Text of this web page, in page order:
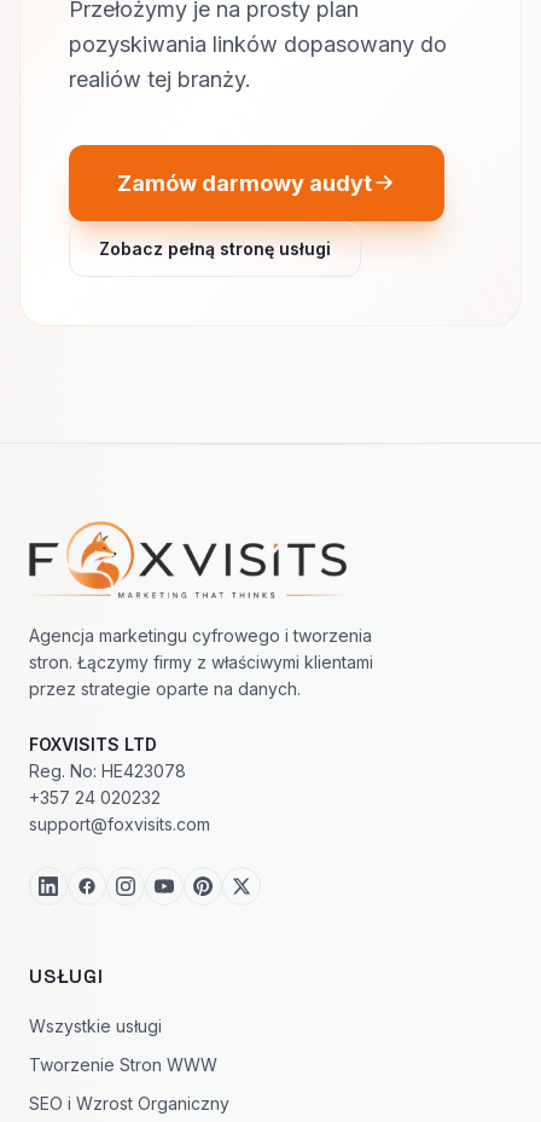
Przełożymy je na prosty plan
pozyskiwania linków dopasowany do
realiów tej branży.
Zamów darmowy audyt
Zobacz pełną stronę usługi
Nawigacja w stopce
Agencja marketingu cyfrowego i tworzenia
stron. Łączymy firmy z właściwymi klientami
przez strategie oparte na danych.
FOXVISITS LTD
Reg. No: HE423078
+357 24 020232
support@foxvisits.com
USŁUGI
Wszystkie usługi
Tworzenie Stron WWW
SEO i Wzrost Organiczny